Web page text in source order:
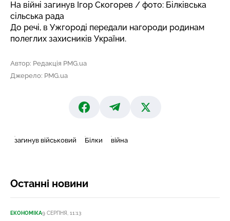
На війні загинув Ігор Скогорев / фото: Білківська
сільська рада
До речі, в Ужгороді передали нагороди родинам
полеглих захисників України.
Автор: Редакція PMG.ua
Джерело: PMG.ua
загинув військовий Білки війна
Останні новини
ЕКОНОМІКА9 СЕРПНЯ, 11:13